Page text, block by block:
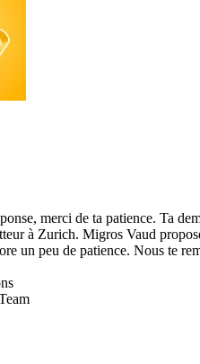
merci de ta patience. Ta
à Zurich. Migros Vaud
un peu de patience. Nous te